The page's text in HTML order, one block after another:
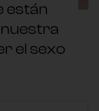
están
el sexo